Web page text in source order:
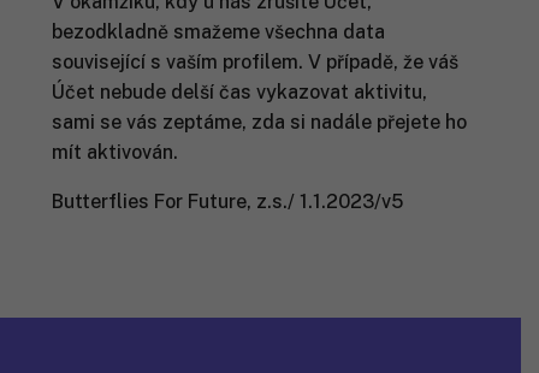
bezodkladně smažeme všechna data
související s vaším profilem. V případě, že váš
Účet nebude delší čas vykazovat aktivitu,
sami se vás zeptáme, zda si nadále přejete ho
mít aktivován.
Butterflies For Future, z.s./ 1.1.2023/v5